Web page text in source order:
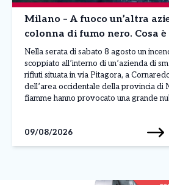
Milano – A fuoco un’altra
colonna di fumo nero. Cosa è
Nella serata di sabato 8 agosto un
scoppiato all’interno di un’azienda di
rifiuti situata in via Pitagora, a
dell’area occidentale della provincia di
fiamme hanno provocato una grande
zona. L’allarme ha […]
09/08/2026